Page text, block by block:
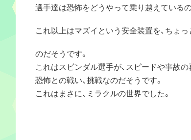
選手達は恐怖をどうやって乗り越えている
これ以上はマズイという安全装置を、ちょっと
のだそうです。
これはスビンダル選手が、スピードや事故
恐怖との戦い、挑戦なのだそうです。
これはまさに、ミラクルの世界でした。